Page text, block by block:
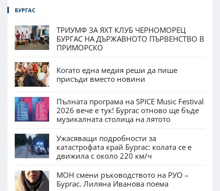
БУРГАС
ТРИУМФ ЗА ЯХТ КЛУБ ЧЕРНОМОРЕЦ
БУРГАС НА ДЪРЖАВНОТО ПЪРВЕНСТВО В
ПРИМОРСКО
Когато една медия реши да пише
присъди вместо новини
Пълната програма на SPICE Music Festival
2026 вече е тук! Бургас отново ще бъде
музикалната столица на лятото
Ужасяващи подробности за
катастрофата край Бургас: колата се е
движила с около 220 км/ч
МОН смени ръководството на РУО –
Бургас. Лиляна Иванова поема